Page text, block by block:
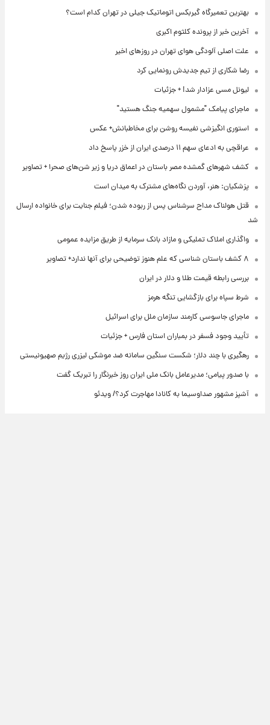
بهترین تعمیرگاه گیربکس اتوماتیک جیلی در تهران کدام است؟
آخرین خبر از پرونده کلثوم اکبری
علت اصلی آلودگی هوای تهران در روزهای اخیر
رضا شکاری از تیم جدیدش رونمایی کرد
لیونل مسی عزادار شد! + جزئیات
ماجرای پیامک "مشمول سهمیه جنگ هستید"
استوری انگیزشی نفیسه روشن برای مخاطبانش+ عکس
عراقچی به ادعای سهم ۱۱ درصدی ایران از خزر پاسخ داد
کشف شهرهای گمشده مصر باستان در اعماق دریا و زیر شن‌های صحرا + تصاویر
پزشکیان: هنر، آوردن نگاه‌های مشترک به میدان است
قتل هولناک مداح سرشناس پس از ربوده شدن؛ فیلم جنایت برای خانواده ارسال
شد
واگذاری املاک تملیکی و مازاد بانک سرمایه از طریق مزایده عمومی
۸ کشف باستان شناسی که علم هنوز توضیحی برای آنها ندارد+ تصاویر
بررسی رابطه قیمت طلا و دلار در ایران
شرط سپاه برای بازگشایی تنگه هرمز
ماجرای جاسوسی کارمند سازمان ملل برای اسرائیل
تأیید وجود فسفر در بمباران استان فارس + جزئیات
رهگیری با چند دلار؛ شکست سنگین سامانه ضد موشکی لیزری رژیم صهیونیستی
با صدور پیامی؛ مدیرعامل بانک ملی ایران روز خبرنگار را تبریک گفت
آشپز مشهور صداوسیما به کانادا مهاجرت کرد؟/ ویدئو